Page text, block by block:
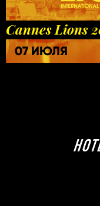
Cannes Lions
07 ИЮЛЯ